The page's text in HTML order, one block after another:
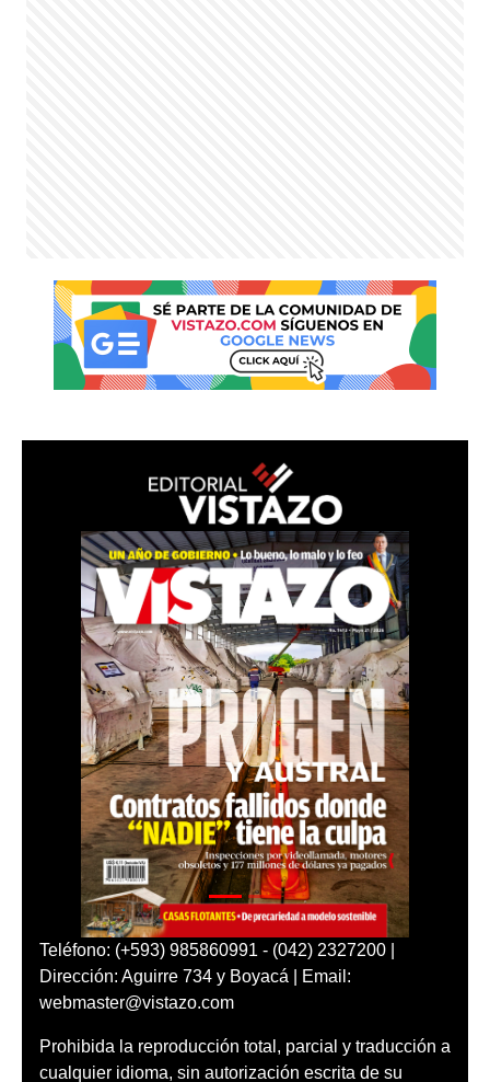
Teléfono: (+593) 985860991 - (042) 2327200 |
Dirección: Aguirre 734 y Boyacá | Email:
webmaster@vistazo.com
Prohibida la reproducción total, parcial y traducción a
cualquier idioma, sin autorización escrita de su